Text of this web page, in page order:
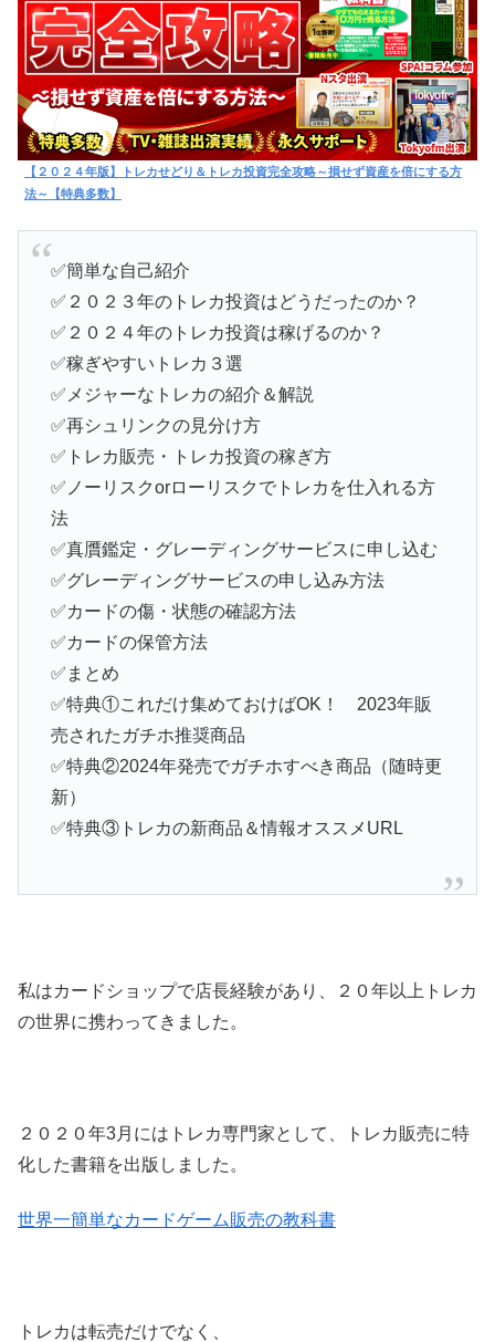
【２０２４年版】トレカせどり＆トレカ投資完全攻略～損せず資産を倍にする方
法～【特典多数】
✅簡単な自己紹介
✅２０２３年のトレカ投資はどうだったのか？
✅２０２４年のトレカ投資は稼げるのか？
✅稼ぎやすいトレカ３選
✅メジャーなトレカの紹介＆解説
✅再シュリンクの見分け方
✅トレカ販売・トレカ投資の稼ぎ方
✅ノーリスクorローリスクでトレカを仕入れる方
法
✅真贋鑑定・グレーディングサービスに申し込む
✅グレーディングサービスの申し込み方法
✅カードの傷・状態の確認方法
✅カードの保管方法
✅まとめ
✅特典①これだけ集めておけばOK！ 2023年販
売されたガチホ推奨商品
✅特典②2024年発売でガチホすべき商品（随時更
新）
✅特典③トレカの新商品＆情報オススメURL
私はカードショップで店長経験があり、２０年以上トレカ
の世界に携わってきました。
２０２０年3月にはトレカ専門家として、トレカ販売に特
化した書籍を出版しました。
世界一簡単なカードゲーム販売の教科書
トレカは転売だけでなく、